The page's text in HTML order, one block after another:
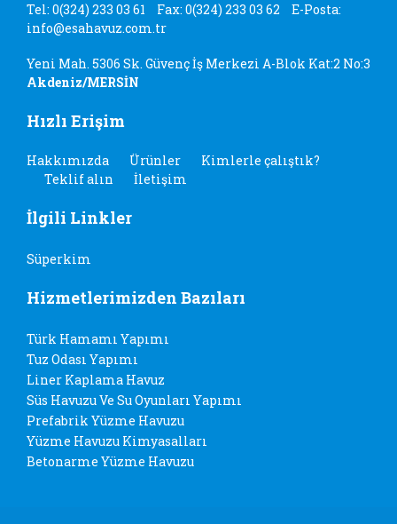
Tel: 0(324) 233 03 61 Fax: 0(324) 233 03 62
E-Posta:
info@esahavuz.com.tr
Yeni Mah. 5306 Sk. Güvenç İş Merkezi A-Blok Kat:2 No:3
Akdeniz/MERSİN
Hızlı Erişim
Hakkımızda Ürünler
Kimlerle çalıştık?
Teklif alın
İletişim
İlgili Linkler
Süperkim
Hizmetlerimizden Bazıları
Türk Hamamı Yapımı
Tuz Odası Yapımı
Liner Kaplama Havuz
Süs Havuzu Ve Su Oyunları Yapımı
Prefabrik Yüzme Havuzu
Yüzme Havuzu Kimyasalları
Betonarme Yüzme Havuzu